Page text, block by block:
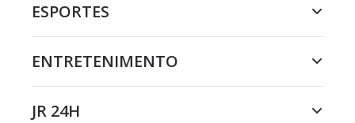
ESPORTES
ENTRETENIMENTO
JR 24H